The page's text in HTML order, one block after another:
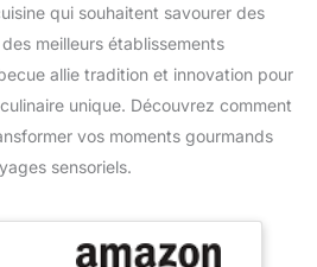
qui souhaitent savourer des
meilleurs établissements
allie tradition et innovation pour
unique. Découvrez comment
vos moments gourmands
sensoriels.